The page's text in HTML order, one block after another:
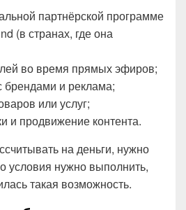
партнёрской программе
(в странах, где она
во время прямых эфиров;
брендами и реклама;
или услуг;
и продвижение контента.
на деньги, нужно
условия нужно выполнить,
такая возможность.